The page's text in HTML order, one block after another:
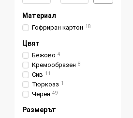
Материал
Гофриран картон 18
Цвят
Бежово 4
Кремообразен 8
Сив 11
Тюркоаз 1
Черен 49
Размерът